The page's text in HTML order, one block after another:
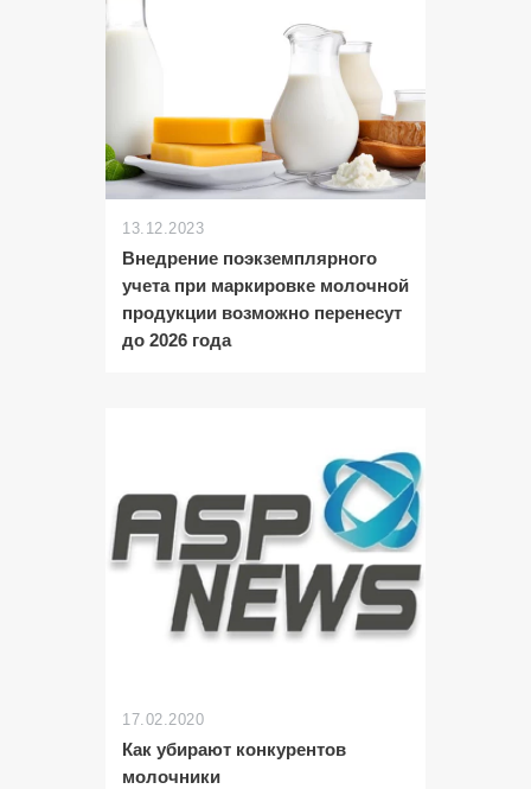
13.12.2023
Внедрение поэкземплярного
учета при маркировке молочной
продукции возможно перенесут
до 2026 года
17.02.2020
Как убирают конкурентов
молочники